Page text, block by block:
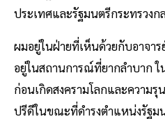
ประเทศและรัฐมนตรีกระทรวงก
ผมอยู่ในฝ่ายที่เห็นด้วยกับอาจาร
อยู่ในสถานการณ์ที่ยากลำบาก ใ
ก่อนเกิดสงครามโลกและความรุ
ปรีดีในขณะที่ดำรงตำแหน่งรัฐม